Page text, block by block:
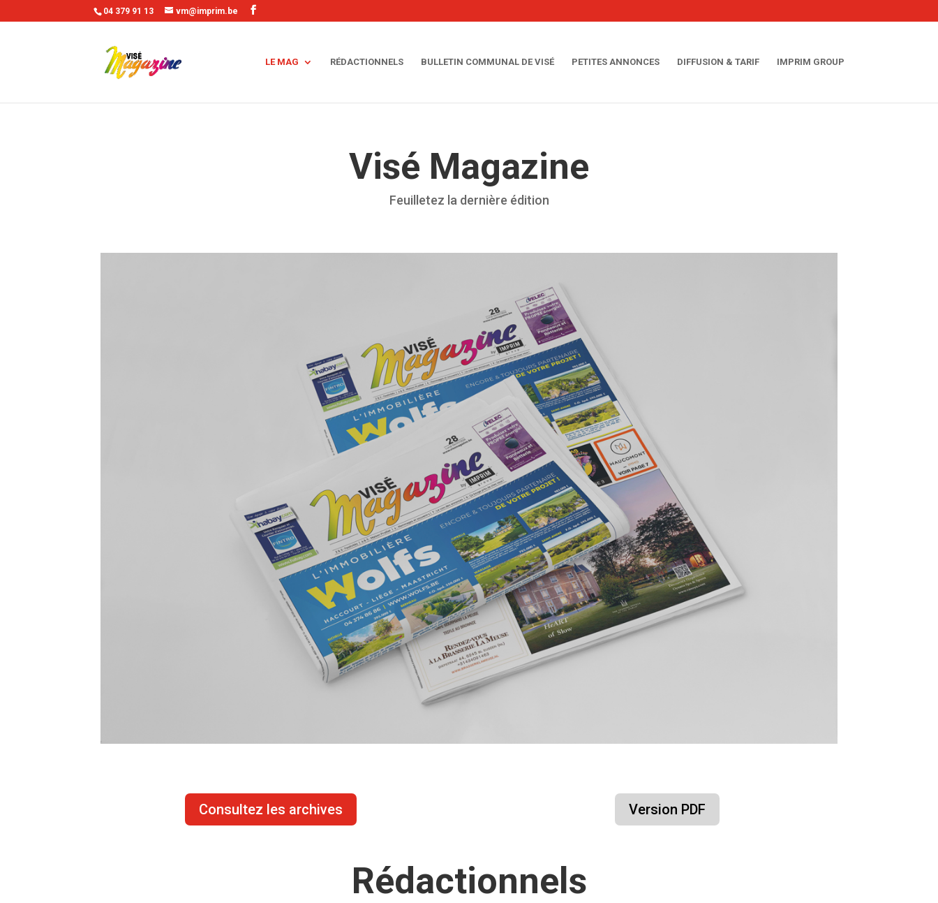
04 379 91 13 vm@imprim.be
LE MAG RÉDACTIONNELS BULLETIN COMMUNAL DE VISÉ PETITES ANNONCES DIFFUSION & TARIF IMPRIM GROUP
Visé Magazine
Feuilletez la dernière édition
Consultez les archives Version PDF
Rédactionnels